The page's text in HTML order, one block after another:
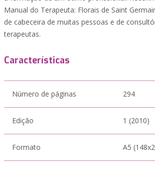
Manual do Terapeuta: Florais de Saint
de cabeceira de muitas pessoas e de
terapeutas.
Características
Número de páginas 294
Edição 1 (2010)
Formato A5